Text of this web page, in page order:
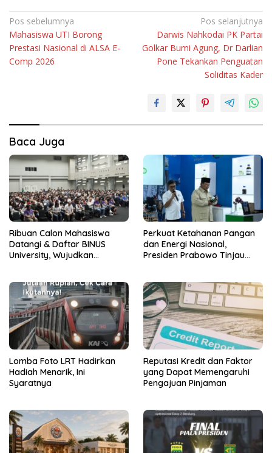
Navigasi
pos
Pos sebelumnya
Mahasiswa UTI Borong
Prestasi Nasional di ALSA E-
Comp 2026
Pos selanjutnya
Darwis Nahkodai PK Partai
Golkar Bumi Agung, Dr Darlian
Pone Tekankan Penguatan
Soliditas Kader
Baca Juga
Ribuan Calon Mahasiswa
Datangi & Daftar BINUS
University, Wujudkan
Perkuat Ketahanan Pangan
dan Energi Nasional,
Presiden Prabowo Tinjau
Perkebunan Nusantara
Lomba Foto LRT Hadirkan
Hadiah Menarik, Ini
Syaratnya
Reputasi Kredit dan Faktor
yang Dapat Memengaruhi
Pengajuan Pinjaman